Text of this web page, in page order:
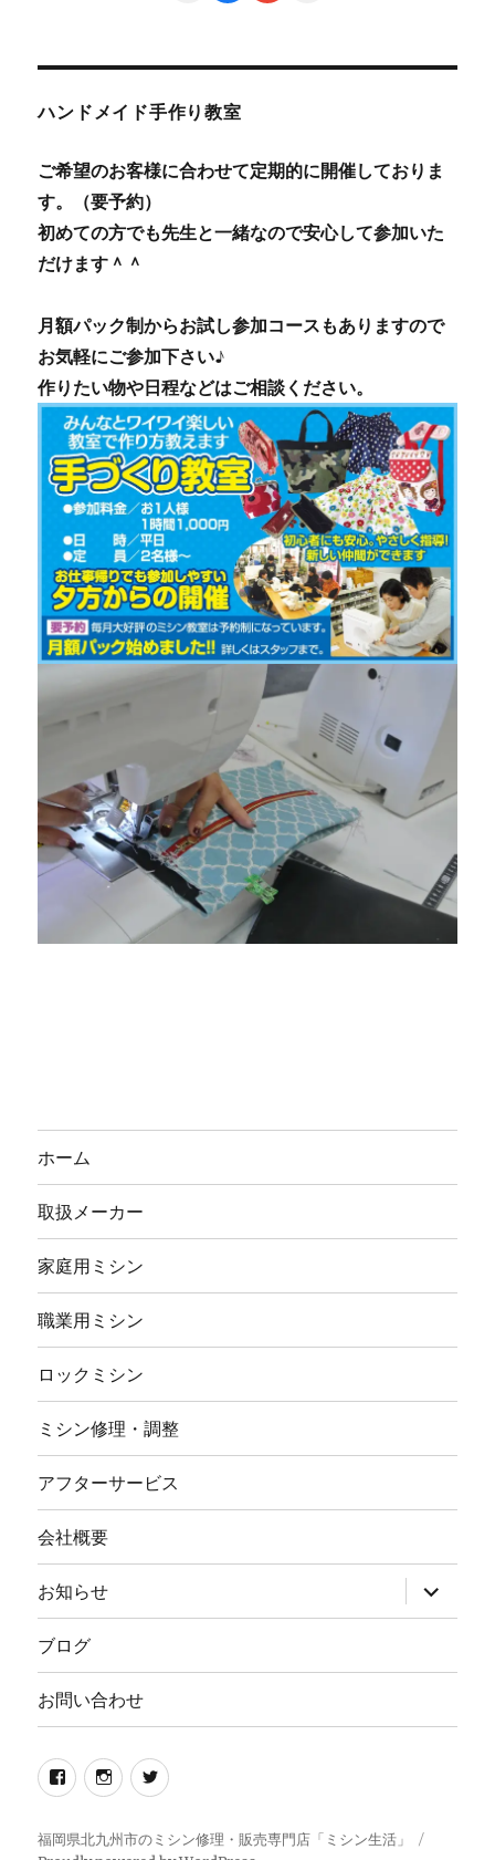
ハンドメイド手作り教室
ご希望のお客様に合わせて定期的に開催しておりま
す。（要予約）
初めての方でも先生と一緒なので安心して参加いた
だけます＾＾
月額パック制からお試し参加コースもありますので
お気軽にご参加下さい♪
作りたい物や日程などはご相談ください。
ホーム
取扱メーカー
家庭用ミシン
職業用ミシン
ロックミシン
ミシン修理・調整
アフターサービス
会社概要
お知らせ
ブ
メ
ー
開
ブログ
お問い合わせ
Facebook
イ
ス
twitter
福岡県北九州市のミシン修理・販売専門店「ミシン生活」